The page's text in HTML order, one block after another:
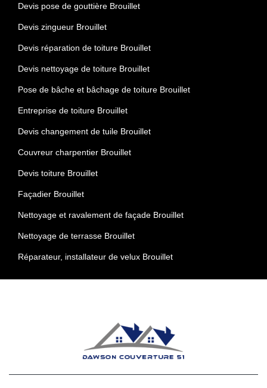
Devis pose de gouttière Brouillet
Devis zingueur Brouillet
Devis réparation de toiture Brouillet
Devis nettoyage de toiture Brouillet
Pose de bâche et bâchage de toiture Brouillet
Entreprise de toiture Brouillet
Devis changement de tuile Brouillet
Couvreur charpentier Brouillet
Devis toiture Brouillet
Façadier Brouillet
Nettoyage et ravalement de façade Brouillet
Nettoyage de terrasse Brouillet
Réparateur, installateur de velux Brouillet